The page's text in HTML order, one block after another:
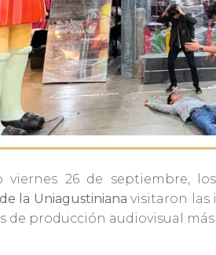
viernes 26 de septiembre,
la Uniagustiniana visitaron las
de producción audiovisual